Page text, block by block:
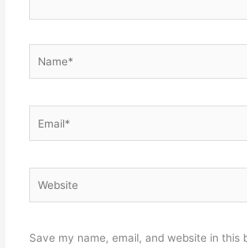
Save my name, email, and website in this